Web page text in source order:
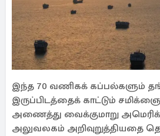
இந்த 70 வணிகக் கப்பல்களும்
இருப்பிடத்தைக் காட்டும்
அணைத்து வைக்குமாறு
அலுவலகம் அறிவுறுத்தியதை